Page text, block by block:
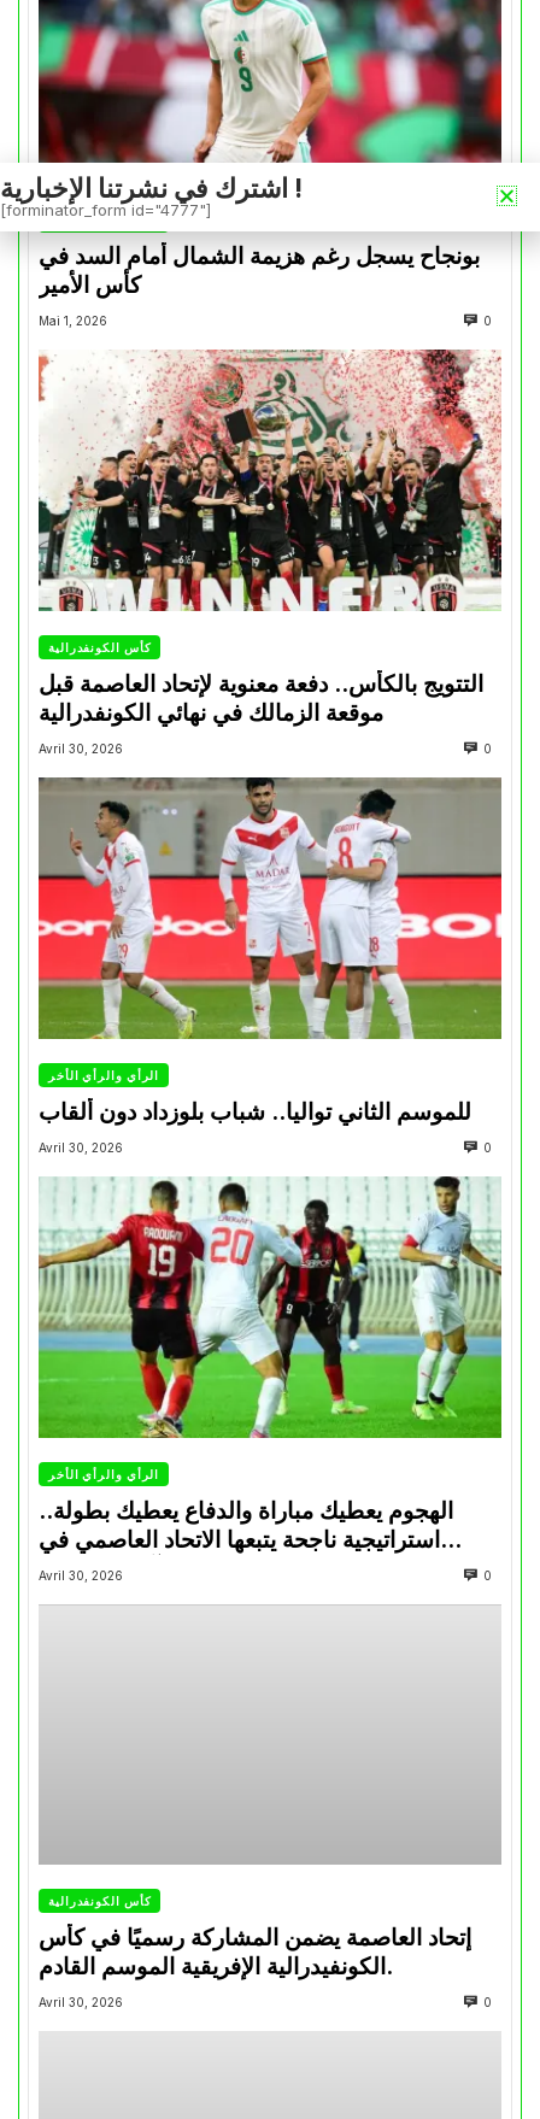
الخضر عبر القارات
بونجاح يسجل رغم هزيمة الشمال أمام السد في
كأس الأمير
Mai 1, 2026 0
كأس الكونفدرالية
التتويج بالكأس.. دفعة معنوية لإتحاد العاصمة قبل
موقعة الزمالك في نهائي الكونفدرالية
Avril 30, 2026 0
الرأي والرأي الأخر
للموسم الثاني تواليا.. شباب بلوزداد دون ألقاب
Avril 30, 2026 0
الرأي والرأي الأخر
الهجوم يعطيك مباراة والدفاع يعطيك بطولة..
استراتيجية ناجحة يتبعها الاتحاد العاصمي في
تتويجاته آخر السنوات
Avril 30, 2026 0
كأس الكونفدرالية
إتحاد العاصمة يضمن المشاركة رسميًا في كأس
الكونفيدرالية الإفريقية الموسم القادم.
Avril 30, 2026 0
اشترك في نشرتنا الإخبارية !
[forminator_form id="4777"]